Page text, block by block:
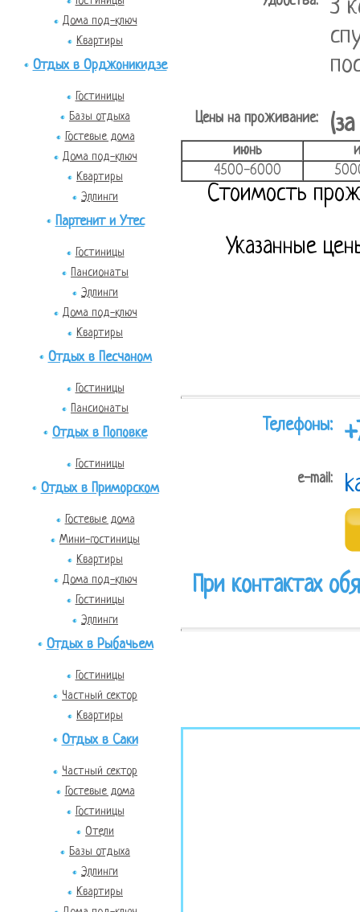
Дома под-ключ
Квартиры
Отдых в Орджоникидзе
Гостиницы
Базы отдыха
Гостевые дома
Дома под-ключ
Квартиры
Эллинги
Партенит и Утес
Гостиницы
Пансионаты
Эллинги
Дома под-ключ
Квартиры
Отдых в Песчаном
Гостиницы
Пансионаты
Отдых в Поповке
Гостиницы
Отдых в Приморском
Гостевые дома
Мини-гостиницы
Квартиры
Дома под-ключ
Гостиницы
Эллинги
Отдых в Рыбачьем
Гостиницы
Частный сектор
Квартиры
Отдых в Саки
Частный сектор
Гостевые дома
Гостиницы
Отели
Базы отдыха
Эллинги
Квартиры
3
Цены на проживание:
июнь
4500-6000
Стоимость
Указанные
Телефоны:
e-mail:
При контактах